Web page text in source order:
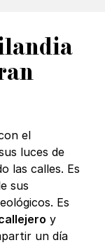
el
luces de
las calles. Es
sus
Es
y
un día